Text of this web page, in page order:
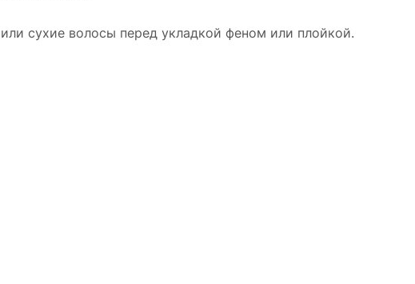
сухие волосы перед укладкой феном или плойкой.